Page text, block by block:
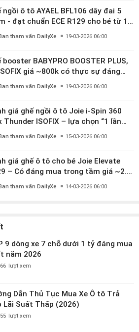
ngồi ô tô AYAEL BFL106 dây đai 5
- đạt chuẩn ECE R129 cho bé từ 1–
tham vấn DailyXe 19-03-2026 06:00
booster BABYPRO BOOSTER PLUS,
giá ~800k có thực sự đáng
tham vấn DailyXe 19-03-2026 06:00
giá ghế ngồi ô tô Joie i-Spin 360
Thunder ISOFIX – lựa chọn “1 lần
đến 12 năm” có đáng giá gần 9
tham vấn DailyXe 15-03-2026 06:00
giá ghế ô tô cho bé Joie Elevate
– Có đáng mua trong tầm giá ~2.8
tham vấn DailyXe 14-03-2026 06:00
9 dòng xe 7 chỗ dưới 1 tỷ đáng mua
năm 2026
lượt xem
Dẫn Thủ Tục Mua Xe Ô tô Trả
Lãi Suất Thấp (2026)
lượt xem